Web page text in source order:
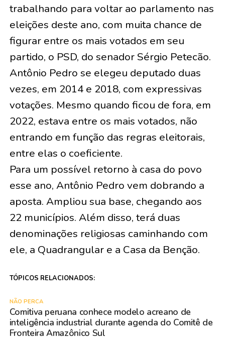
trabalhando para voltar ao parlamento nas
eleições deste ano, com muita chance de
figurar entre os mais votados em seu
partido, o PSD, do senador Sérgio Petecão.
Antônio Pedro se elegeu deputado duas
vezes, em 2014 e 2018, com expressivas
votações. Mesmo quando ficou de fora, em
2022, estava entre os mais votados, não
entrando em função das regras eleitorais,
entre elas o coeficiente.
Para um possível retorno à casa do povo
esse ano, Antônio Pedro vem dobrando a
aposta. Ampliou sua base, chegando aos
22 municípios. Além disso, terá duas
denominações religiosas caminhando com
ele, a Quadrangular e a Casa da Benção.
TÓPICOS RELACIONADOS:
NÃO PERCA
Comitiva peruana conhece modelo acreano de
inteligência industrial durante agenda do Comitê de
Fronteira Amazônico Sul